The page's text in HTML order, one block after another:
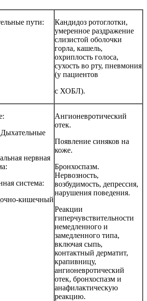
пути:
Кандидоз ротоглотки,
умеренное раздражение
слизистой оболочки
горла, кашель,
охриплость голоса,
сухость во рту, пневмония
(у пациентов
с ХОБЛ).
Дыхательные
нервная
система:
кишечный
Ангионевротический
отек.
Появление синяков на
коже.
Бронхоспазм.
Нервозность,
возбудимость, депрессия,
нарушения поведения.
Реакции
гиперчувствительности
немедленного и
замедленного типа,
включая сыпь,
контактный дерматит,
крапивницу,
ангионевротический
отек, бронхоспазм и
анафилактическую
реакцию.